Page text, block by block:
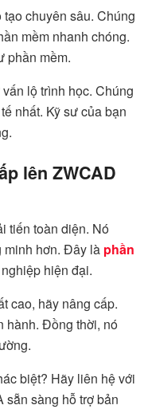
chuyên sâu. Chúng
mềm nhanh chóng.
phần mềm.
lộ trình học. Chúng
nhất. Kỹ sư của bạn
lên ZWCAD
tiến toàn diện. Nó
minh hơn. Đây là phần
hiện đại.
cao, hãy nâng cấp.
hành. Đồng thời, nó
biệt? Hãy liên hệ với
sẵn sàng hỗ trợ bản